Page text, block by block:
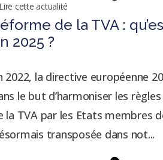
cette actualité
de la TVA :
2025 ?
2022, la directive européenne
le but d’harmoniser les
la TVA par les Etats membres
transposée dans not...